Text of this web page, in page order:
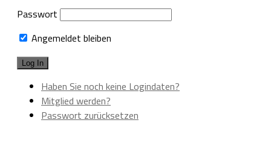
Passwort
Angemeldet bleiben
Haben Sie noch keine Logindaten?
Mitglied werden?
Passwort zurücksetzen